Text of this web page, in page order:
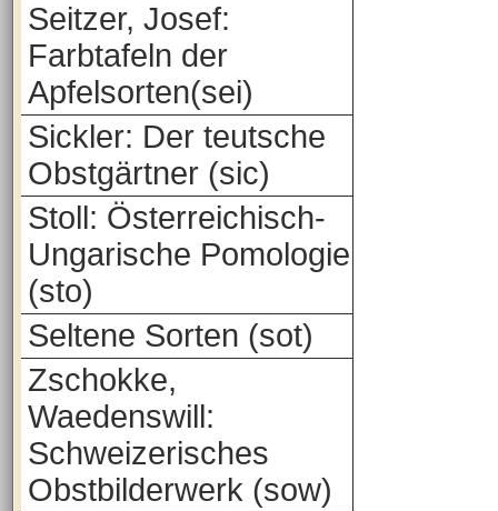
Seitzer, Josef:
Farbtafeln der
Apfelsorten(sei)
Sickler: Der teutsche
Obstgärtner (sic)
Stoll: Österreichisch-
Ungarische Pomologie
(sto)
Seltene Sorten (sot)
Zschokke,
Waedenswill:
Schweizerisches
Obstbilderwerk (sow)